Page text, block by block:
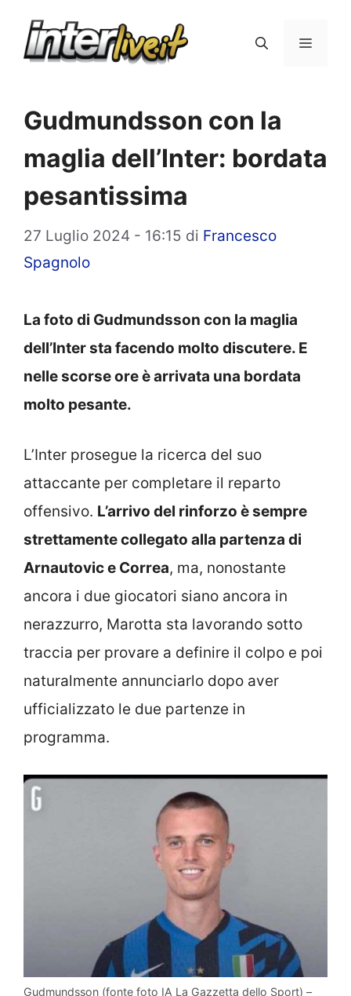
Menu
Gudmundsson con la
maglia dell’Inter: bordata
pesantissima
27 Luglio 2024 - 16:15 di Francesco
Spagnolo
La foto di Gudmundsson con la maglia
dell’Inter sta facendo molto discutere. E
nelle scorse ore è arrivata una bordata
molto pesante.
L’Inter prosegue la ricerca del suo
attaccante per completare il reparto
offensivo. L’arrivo del rinforzo è sempre
strettamente collegato alla partenza di
Arnautovic e Correa, ma, nonostante
ancora i due giocatori siano ancora in
nerazzurro, Marotta sta lavorando sotto
traccia per provare a definire il colpo e poi
naturalmente annunciarlo dopo aver
ufficializzato le due partenze in
programma.
Gudmundsson (fonte foto IA La Gazzetta dello Sport) –